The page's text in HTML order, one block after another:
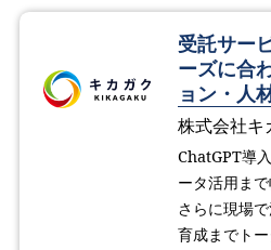
受託サー
ーズに合
ョン・人
株式会社キ
ChatGPT導
ータ活用まで
さらに現場
育成までト